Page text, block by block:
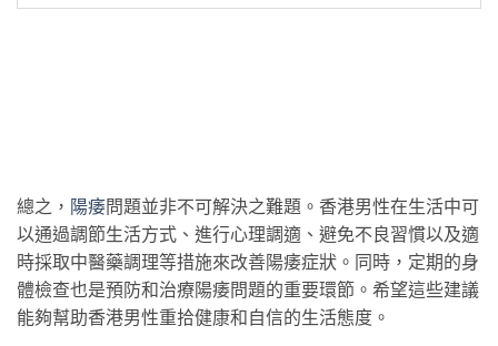
總之， 陽痿問題並非不可解決之難題。香港男性在生活中可
以通過調節生活方式、進行心理調適、避免不良習慣以及適
時採取中醫藥調理等措施來改善陽痿症狀。同時，定期的身
體檢查也是預防和治療陽痿問題的重要環節。希望這些建議
能夠幫助香港男性重拾健康和自信的生活態度。